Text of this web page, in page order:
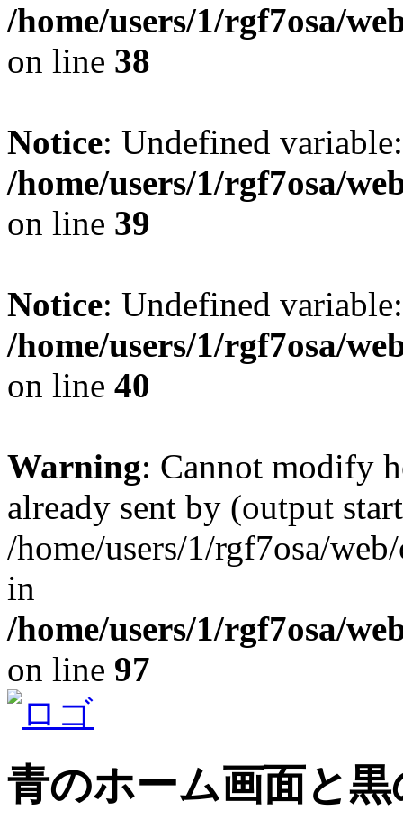
/home/users/1/rgf7osa/
on line 38
Notice: Undefined
/home/users/1/rgf7osa/
on line 39
Notice: Undefined
/home/users/1/rgf7osa/
on line 40
Warning: Cannot modify
already sent by (output
/home/users/1/rgf7osa/
in
/home/users/1/rgf7osa/
on line 97
青のホーム画面と